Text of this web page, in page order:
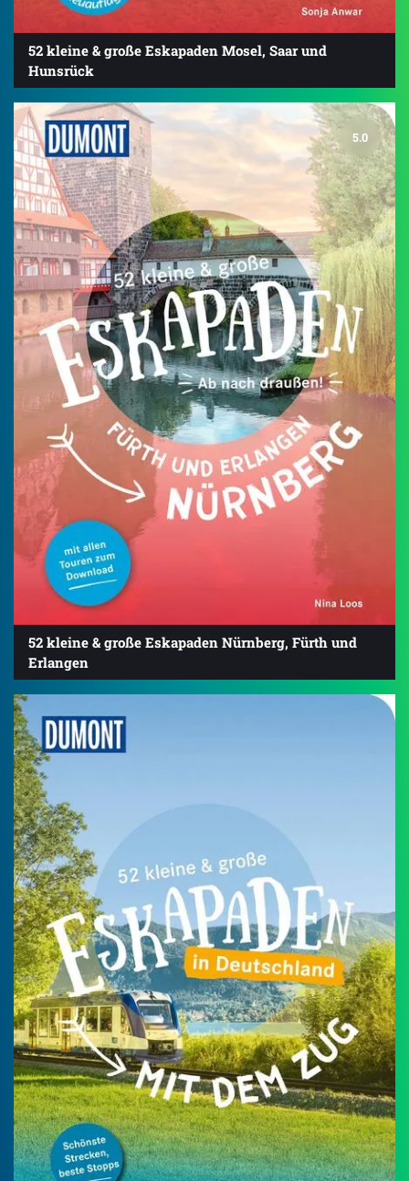
52 kleine & große Eskapaden Mosel, Saar und
Hunsrück
5.0
52 kleine & große Eskapaden Nürnberg, Fürth und
Erlangen